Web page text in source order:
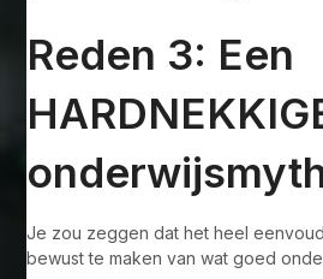
Reden 3: Een
Je zou zeggen dat het heel
bewust te maken van wat goed